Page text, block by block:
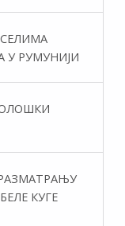
У РУМУНИЈИ
КУГЕ